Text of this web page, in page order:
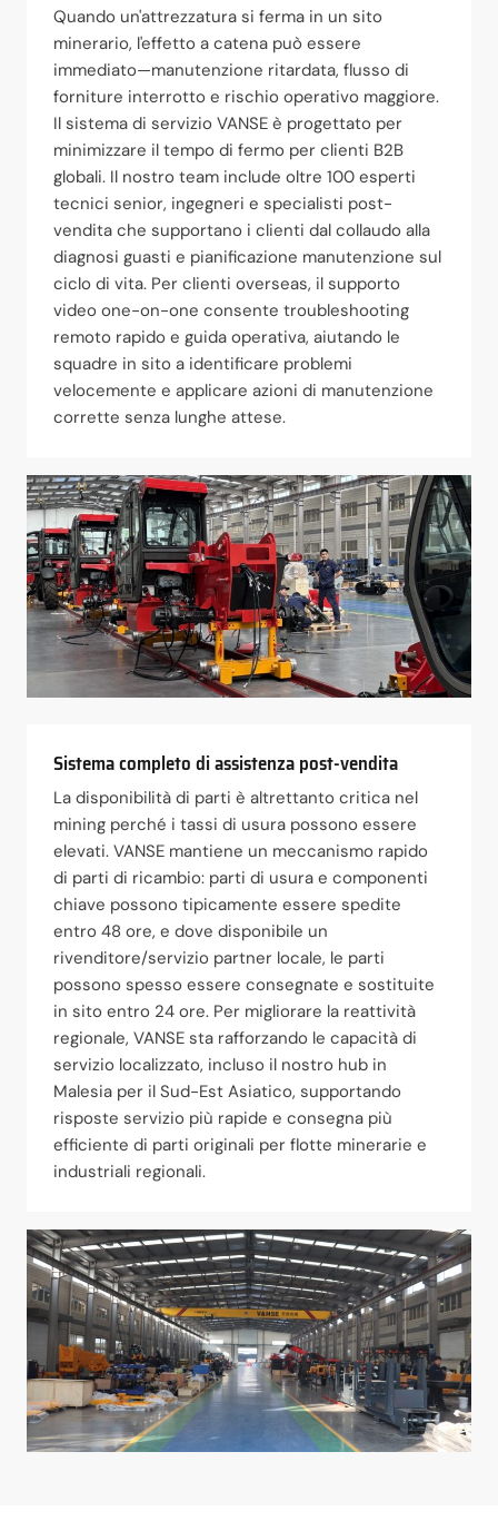
Quando un'attrezzatura si ferma in un sito
minerario, l'effetto a catena può essere
immediato—manutenzione ritardata, flusso di
forniture interrotto e rischio operativo maggiore.
Il sistema di servizio VANSE è progettato per
minimizzare il tempo di fermo per clienti B2B
globali. Il nostro team include oltre 100 esperti
tecnici senior, ingegneri e specialisti post-
vendita che supportano i clienti dal collaudo alla
diagnosi guasti e pianificazione manutenzione sul
ciclo di vita. Per clienti overseas, il supporto
video one-on-one consente troubleshooting
remoto rapido e guida operativa, aiutando le
squadre in sito a identificare problemi
velocemente e applicare azioni di manutenzione
corrette senza lunghe attese.
Sistema completo di assistenza post-vendita
La disponibilità di parti è altrettanto critica nel
mining perché i tassi di usura possono essere
elevati. VANSE mantiene un meccanismo rapido
di parti di ricambio: parti di usura e componenti
chiave possono tipicamente essere spedite
entro 48 ore, e dove disponibile un
rivenditore/servizio partner locale, le parti
possono spesso essere consegnate e sostituite
in sito entro 24 ore. Per migliorare la reattività
regionale, VANSE sta rafforzando le capacità di
servizio localizzato, incluso il nostro hub in
Malesia per il Sud-Est Asiatico, supportando
risposte servizio più rapide e consegna più
efficiente di parti originali per flotte minerarie e
industriali regionali.